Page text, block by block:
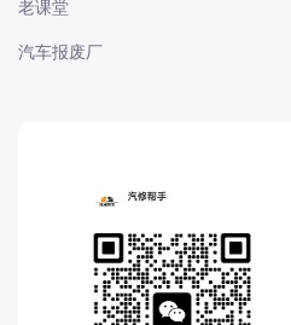
福田-奥铃
福田-欧马可
福田汽车
老课堂
汽车报废厂